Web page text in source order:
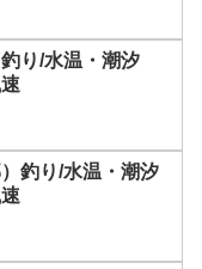
り/水温・潮汐
釣り/水温・潮汐